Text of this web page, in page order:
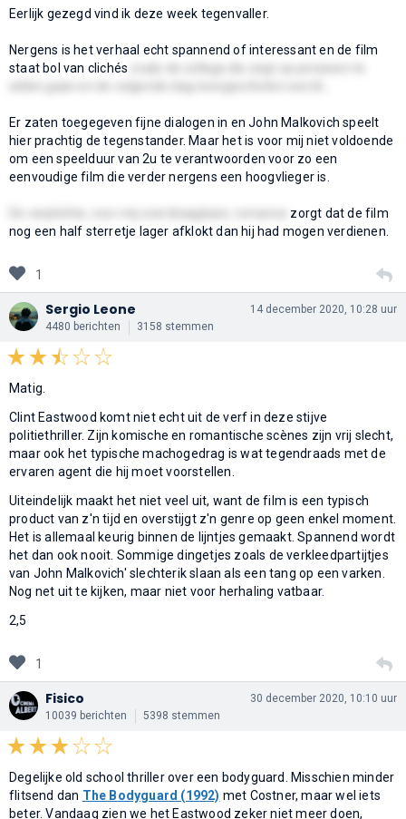
Eerlijk gezegd vind ik deze week tegenvaller.
Nergens is het verhaal echt spannend of interessant en de film
staat bol van clichés
Er zaten toegegeven fijne dialogen in en John Malkovich speelt
hier prachtig de tegenstander. Maar het is voor mij niet voldoende
om een speelduur van 2u te verantwoorden voor zo een
eenvoudige film die verder nergens een hoogvlieger is.
zorgt dat de film
nog een half sterretje lager afklokt dan hij had mogen verdienen.
1
Sergio Leone
4480 berichten 3158 stemmen
14 december 2020, 10:28 uur
Matig.
Clint Eastwood komt niet echt uit de verf in deze stijve
politiethriller. Zijn komische en romantische scènes zijn vrij slecht,
maar ook het typische machogedrag is wat tegendraads met de
ervaren agent die hij moet voorstellen.
Uiteindelijk maakt het niet veel uit, want de film is een typisch
product van z'n tijd en overstijgt z'n genre op geen enkel moment.
Het is allemaal keurig binnen de lijntjes gemaakt. Spannend wordt
het dan ook nooit. Sommige dingetjes zoals de verkleedpartijtjes
van John Malkovich' slechterik slaan als een tang op een varken.
Nog net uit te kijken, maar niet voor herhaling vatbaar.
2,5
1
Fisico
10039 berichten 5398 stemmen
30 december 2020, 10:10 uur
Degelijke old school thriller over een bodyguard. Misschien minder
flitsend dan The Bodyguard (1992) met Costner, maar wel iets
beter. Vandaag zien we het Eastwood zeker niet meer doen,